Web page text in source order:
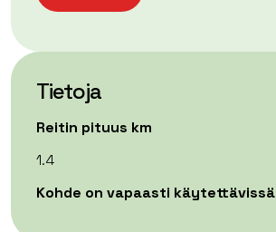
Tietoja
Reitin pituus km
1.4
Kohde on vapaasti käytettävissä